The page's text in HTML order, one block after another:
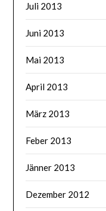
Juli 2013
Juni 2013
Mai 2013
April 2013
März 2013
Feber 2013
Jänner 2013
Dezember 2012